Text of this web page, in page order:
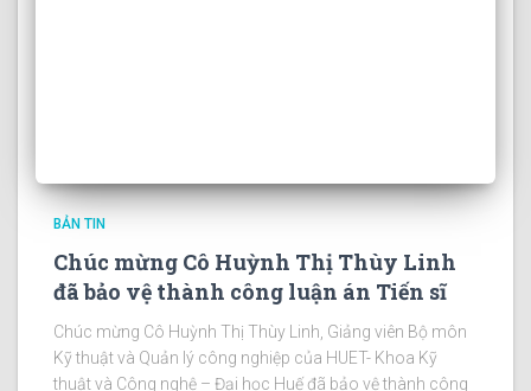
BẢN TIN
Chúc mừng Cô Huỳnh Thị Thùy Linh
đã bảo vệ thành công luận án Tiến sĩ
Chúc mừng Cô Huỳnh Thị Thùy Linh, Giảng viên Bộ môn
Kỹ thuật và Quản lý công nghiệp của HUET- Khoa Kỹ
thuật và Công nghệ – Đại học Huế đã bảo vệ thành công